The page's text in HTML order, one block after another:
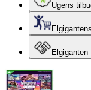
Ugens
Elgiganten